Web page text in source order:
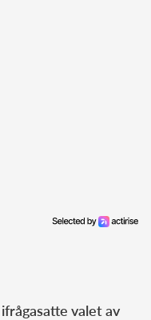
ifrågasatte valet av